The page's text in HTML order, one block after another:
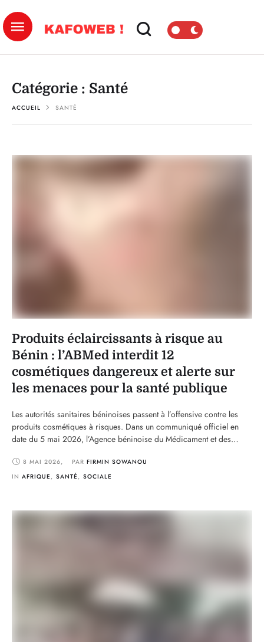
Catégorie : Santé
ACCUEIL SANTÉ
Produits éclaircissants à risque au
Bénin : l’ABMed interdit 12
cosmétiques dangereux et alerte sur
les menaces pour la santé publique
Les autorités sanitaires béninoises passent à l’offensive contre les
produits cosmétiques à risques. Dans un communiqué officiel en
date du 5 mai 2026, l’Agence béninoise du Médicament et des
commercialisation et d’utilisation de douze produits dépigmentants
identifiés comme dangereux pour la santé des populations. Cette
8 MAI 2026, PAR FIRMIN SOWANOU
IN AFRIQUE , SANTÉ , SOCIALE